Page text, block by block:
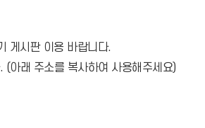
게시판 이용 바랍니다.
아래 주소를 복사하여 사용해주세요)